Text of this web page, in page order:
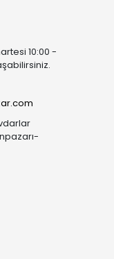
10:00 -